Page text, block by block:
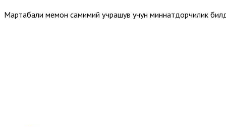
Мартабали меҳмон самимий учрашув учун миннатдорчилик